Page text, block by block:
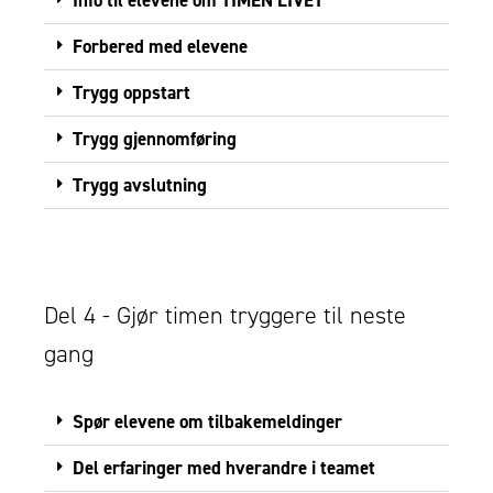
Forbered med elevene
Trygg oppstart
Trygg gjennomføring
Trygg avslutning
Del 4 - Gjør timen tryggere til neste
gang
Spør elevene om tilbakemeldinger
Del erfaringer med hverandre i teamet